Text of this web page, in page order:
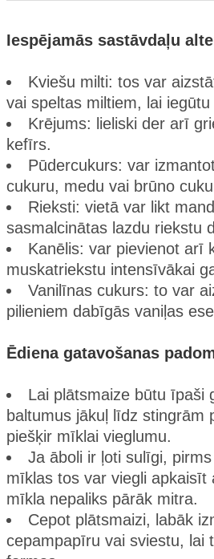
Iespējamās sastāvdaļu
Kviešu milti: tos var
vai speltas miltiem, lai
Krējums: lieliski der arī
kefīrs.
Pūdercukurs: var
cukuru, medu vai brūno
Rieksti: vietā var likt
sasmalcinātas lazdu riekstu
Kanēlis: var pievienot arī
muskatriekstu intensīvākai
Vanilīnas cukurs: to var
pilieniem dabīgās vaniļas
Ēdiena gatavošanas
Lai plātsmaize būtu īpaši
baltumus jākuļ līdz stingrām
piešķir mīklai vieglumu.
Ja āboli ir ļoti sulīgi,
mīklas tos var viegli apkaisīt
mīkla nepaliks pārāk mitra.
Cepot plātsmaizi, labāk
cepampapīru vai sviestu, lai